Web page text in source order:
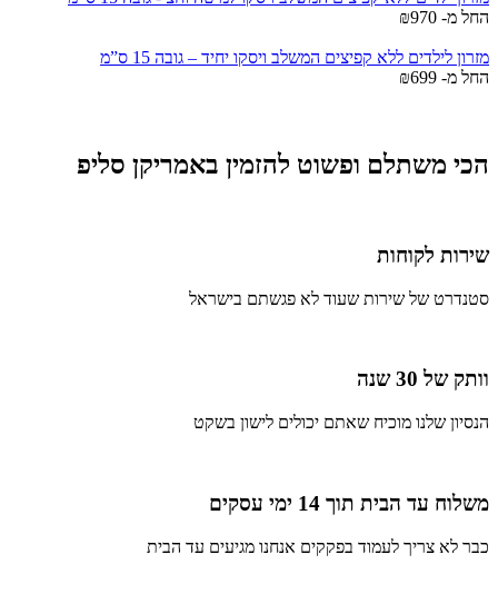
החל מ-
₪970
מזרון לילדים ללא קפיצים המשלב ויסקו יחיד – גובה 15 ס”מ
החל מ-
₪699
הכי משתלם ופשוט להזמין באמריקן סליפ
שירות לקוחות
סטנדרט של שירות שעוד לא פגשתם בישראל
וותק של 30 שנה
הנסיון שלנו מוכיח שאתם יכולים לישון בשקט
משלוח עד הבית תוך 14 ימי עסקים
כבר לא צריך לעמוד בפקקים אנחנו מגיעים עד הבית